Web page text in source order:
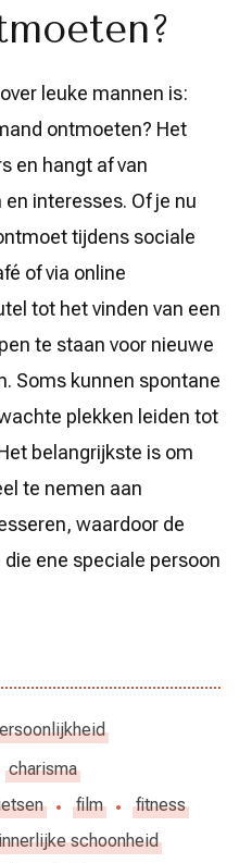
leuke mannen is:
ontmoeten? Het
en hangt af van
interesses. Of je nu
tijdens sociale
of via online
tot het vinden van een
te staan voor nieuwe
Soms kunnen spontane
plekken leiden tot
belangrijkste is om
te nemen aan
waardoor de
ene speciale persoon
charisma
film
fitness
schoonheid